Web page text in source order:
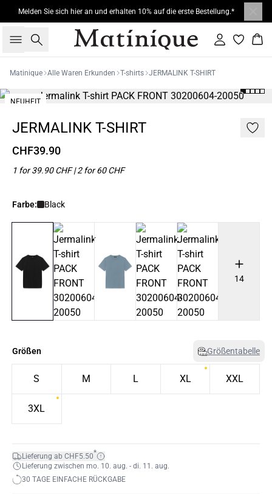
Melden Sie sich hier an und erhalten 10% auf die erste Bestellung.*
Suche Einloggen
Matinique Alle Waren Erkunden T-shirts JERMALINK T-SHIRT
NEUHEIT
JERMALINK T-SHIRT
CHF39.90
1 for 39.90 CHF | 2 for 60 CHF
Farbe: Black
14
Größen Größentabelle
S M L XL XXL
3XL
Lieferung ab CHF5.50*
Lieferung zwischen mo. 10. aug. - di. 11. aug.
30 TAGE EINFACHE RÜCKGABE